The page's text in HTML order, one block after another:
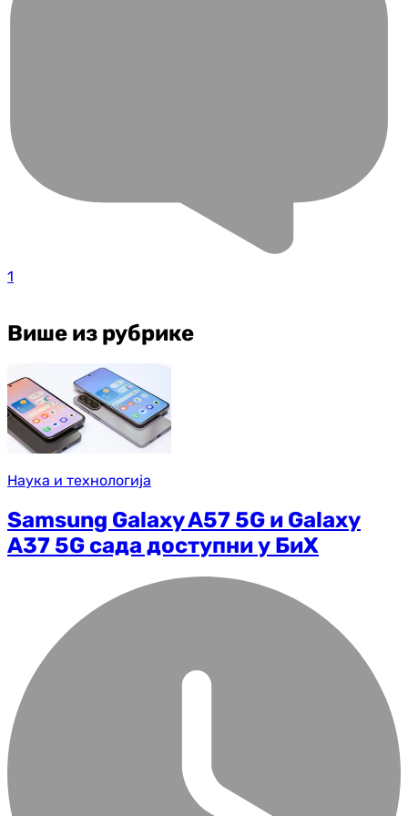
1
Више из рубрике
Наука и технологија
Samsung Galaxy A57 5G и Galaxy
A37 5G сада доступни у БиХ